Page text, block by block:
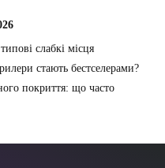
слабкі місця
стають бестселерами?
покриття: що часто